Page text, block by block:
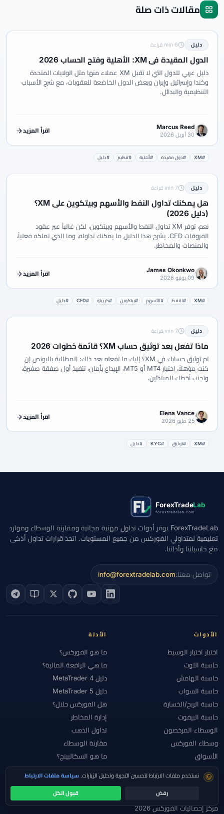
مقالات ذات صلة
دليل 6 min قراءة
الدول المقيدة في XM: الأهلية وفتح الحساب 2026
دليل عربي للدول التي لا تقبل XM عملاء منها مثل الولايات المتحدة
وكندا وإسرائيل وإيران وبعض الدول الخاضعة للعقوبات، مع شرح الأسباب
التنظيمية والبدائل.
Marcus Reed
30 أبريل 2026
اقرأ المزيد
#XM #دول مقيدة #أهلية #تنظيم #دليل
دليل 7 min قراءة
هل يمكنك تداول النفط والأسهم وبيتكوين على XM؟
(دليل 2026)
نعم، توفر XM تداول النفط والأسهم وبيتكوين، لكن غالباً عبر عقود
الفروقات CFD. يشرح هذا الدليل ما يمكنك تداوله، وما الذي تملكه فعلياً،
والمنصات والمخاطر.
James Okonkwo
09 يونيو 2026
اقرأ المزيد
#XM #النفط #الأسهم #بيتكوين #كريبتو #CFD #دليل
دليل 7 min قراءة
ماذا تفعل بعد توثيق حساب XM؟ قائمة خطوات 2026
تم توثيق حسابك في XM؟ إليك ما تفعله بعد ذلك: المطالبة بالبونص إن
كنت مؤهلاً، اختيار MT4 أو MT5، الإيداع بأمان، تنفيذ أول صفقة صغيرة،
وتجنب أخطاء المبتدئين.
Elena Vance
25 مايو 2026
اقرأ المزيد
#XM #توثيق #KYC #دليل
ForexTradeLab
forextradelab.com
ForexTradeLab يوفر أدوات تداول مهنية مجانية ومقارنة الوسطاء وموارد
تعليمية لمتداولي الفوركس من جميع المستويات. اتخذ قرارات تداول أذكى
مع حاسباتنا وأدلتنا.
تواصل معنا:info@forextradelab.com
الأدوات
اختبار اختيار الوسيط
حاسبة اللوت
حاسبة الهامش
حاسبة السواب
حاسبة الربح/الخسارة
حاسبة البيفوت
الوسطاء المرخصون
وسطاء الفوركس
الأسواق
محول العملات
سعر الذهب المباشر
التقويم الاقتصادي
مركز إحصائيات الفوركس 2026
الأدلة
ما هو الفوركس؟
ما هي الرافعة المالية؟
دليل MetaTrader 4
دليل MetaTrader 5
هل الفوركس حلال؟
إدارة المخاطر
تداول الذهب
مقارنة الوسطاء
ما هو السكالبينج؟
القاموس
موافقة ملفات تعريف الارتباط
نستخدم ملفات الارتباط لتحسين التجربة وتحليل الزيارات. سياسة ملفات الارتباط
رفض قبول الكل
تحقق قبل الإيداع